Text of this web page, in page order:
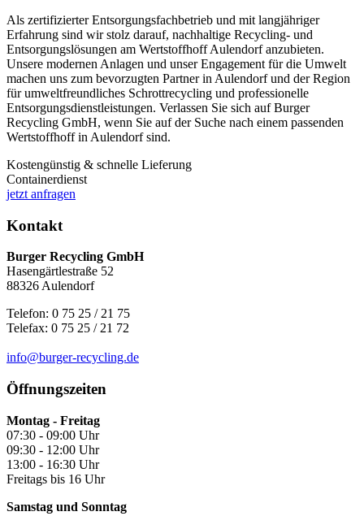
Als zertifizierter Entsorgungsfachbetrieb und mit langjähriger
Erfahrung sind wir stolz darauf, nachhaltige Recycling- und
Entsorgungslösungen am Wertstoffhoff Aulendorf anzubieten.
Unsere modernen Anlagen und unser Engagement für die Umwelt
machen uns zum bevorzugten Partner in Aulendorf und der Region
für umweltfreundliches Schrottrecycling und professionelle
Entsorgungsdienstleistungen. Verlassen Sie sich auf Burger
Recycling GmbH, wenn Sie auf der Suche nach einem passenden
Wertstoffhoff in Aulendorf sind.
Kostengünstig & schnelle Lieferung
Containerdienst
jetzt anfragen
Kontakt
Burger Recycling GmbH
Hasengärtlestraße 52
88326 Aulendorf
Telefon: 0 75 25 / 21 75
Telefax: 0 75 25 / 21 72
info@burger-recycling.de
Öffnungszeiten
Montag - Freitag
07:30 - 09:00 Uhr
09:30 - 12:00 Uhr
13:00 - 16:30 Uhr
Freitags bis 16 Uhr
Samstag und Sonntag